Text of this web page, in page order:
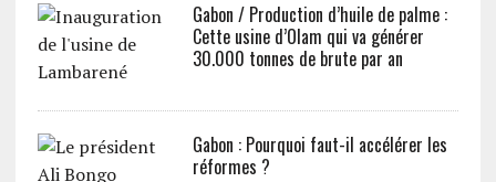
Gabon / Production d’huile de palme :
Cette usine d’Olam qui va générer
30.000 tonnes de brute par an
Gabon : Pourquoi faut-il accélérer les
réformes ?